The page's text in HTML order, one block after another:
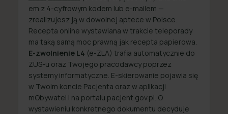
em z 4-cyfrowym kodem lub e-mailem —
zrealizujesz ją w dowolnej aptece w Polsce.
Recepta online wystawiana w trakcie teleporady
ma taką samą moc prawną jak recepta papierowa.
E-zwolnienie L4 (e-ZLA) trafia automatycznie do
ZUS-u oraz Twojego pracodawcy poprzez
systemy informatyczne. E-skierowanie pojawia się
w Twoim koncie Pacjenta oraz w aplikacji
mObywatel i na portalu pacjent.gov.pl. O
wystawieniu konkretnego dokumentu decyduje